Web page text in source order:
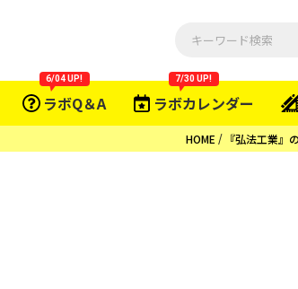
ラボQ＆A
6/04 UP!
ラボカレンダー
7/30 UP!
HOME 『弘法工業』